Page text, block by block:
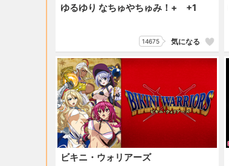
ゆるゆり なちゅやちゅみ！+ +1
14675 気になる
ビキニ・ウォリアーズ